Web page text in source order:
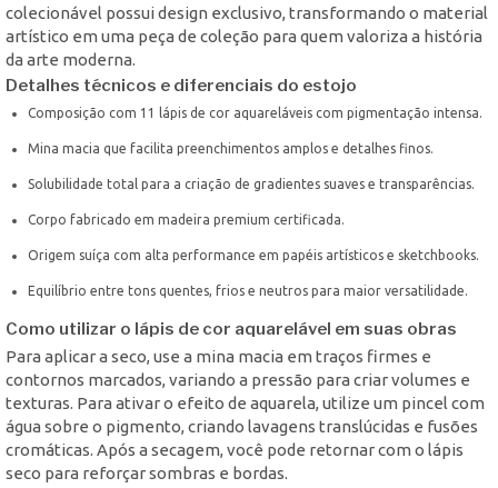
colecionável possui design exclusivo, transformando o material
artístico em uma peça de coleção para quem valoriza a história
da arte moderna.
Detalhes técnicos e diferenciais do estojo
Composição com 11 lápis de cor aquareláveis com pigmentação intensa.
Mina macia que facilita preenchimentos amplos e detalhes finos.
Solubilidade total para a criação de gradientes suaves e transparências.
Corpo fabricado em madeira premium certificada.
Origem suíça com alta performance em papéis artísticos e sketchbooks.
Equilíbrio entre tons quentes, frios e neutros para maior versatilidade.
Como utilizar o lápis de cor aquarelável em suas obras
Para aplicar a seco, use a mina macia em traços firmes e
contornos marcados, variando a pressão para criar volumes e
texturas. Para ativar o efeito de aquarela, utilize um pincel com
água sobre o pigmento, criando lavagens translúcidas e fusões
cromáticas. Após a secagem, você pode retornar com o lápis
seco para reforçar sombras e bordas.